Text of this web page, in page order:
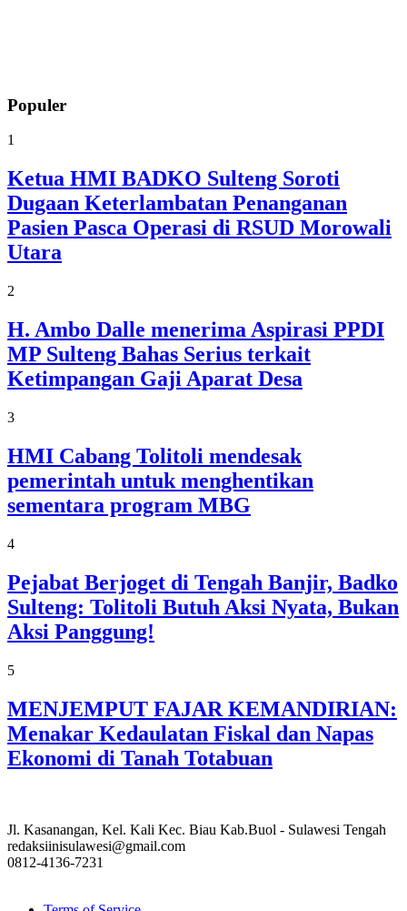
Populer
1
Ketua HMI BADKO Sulteng Soroti
Dugaan Keterlambatan Penanganan
Pasien Pasca Operasi di RSUD Morowali
Utara
2
H. Ambo Dalle menerima Aspirasi PPDI
MP Sulteng Bahas Serius terkait
Ketimpangan Gaji Aparat Desa
3
HMI Cabang Tolitoli mendesak
pemerintah untuk menghentikan
sementara program MBG
4
Pejabat Berjoget di Tengah Banjir, Badko
Sulteng: Tolitoli Butuh Aksi Nyata, Bukan
Aksi Panggung!
5
MENJEMPUT FAJAR KEMANDIRIAN:
Menakar Kedaulatan Fiskal dan Napas
Ekonomi di Tanah Totabuan
Jl. Kasanangan, Kel. Kali Kec. Biau Kab.Buol - Sulawesi Tengah
redaksiinisulawesi@gmail.com
0812-4136-7231